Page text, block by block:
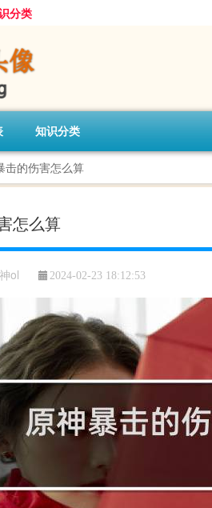
分类
知识分类
击的伤害怎么算
怎么算
ol 2024-02-23 18:12:53